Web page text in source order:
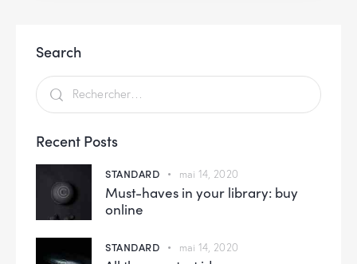
Search
Recent Posts
STANDARD mai 14, 2020
Must-haves in your library: buy
online
STANDARD mai 14, 2020